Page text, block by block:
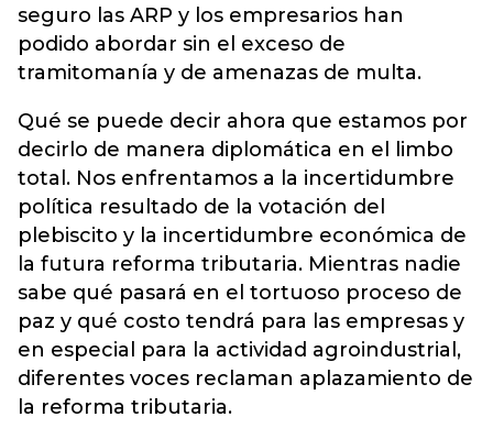
seguro las ARP y los empresarios han
podido abordar sin el exceso de
tramitomanía y de amenazas de multa.
Qué se puede decir ahora que estamos por
decirlo de manera diplomática en el limbo
total. Nos enfrentamos a la incertidumbre
política resultado de la votación del
plebiscito y la incertidumbre económica de
la futura reforma tributaria. Mientras nadie
sabe qué pasará en el tortuoso proceso de
paz y qué costo tendrá para las empresas y
en especial para la actividad agroindustrial,
diferentes voces reclaman aplazamiento de
la reforma tributaria.